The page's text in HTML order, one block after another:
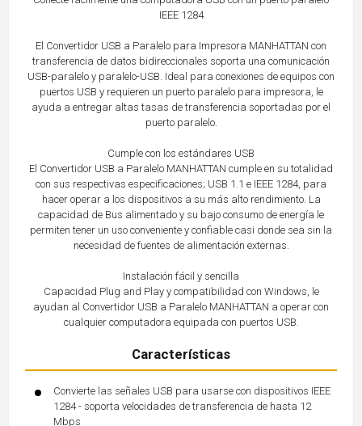
IEEE 1284
El Convertidor USB a Paralelo para Impresora MANHATTAN con
transferencia de datos bidireccionales soporta una comunicación
USB-paralelo y paralelo-USB. Ideal para conexiones de equipos con
puertos USB y requieren un puerto paralelo para impresora, le
ayuda a entregar altas tasas de transferencia soportadas por el
puerto paralelo.
Cumple con los estándares USB
El Convertidor USB a Paralelo MANHATTAN cumple en su totalidad
con sus respectivas especificaciones; USB 1.1 e IEEE 1284, para
hacer operar a los dispositivos a su más alto rendimiento. La
capacidad de Bus alimentado y su bajo consumo de energía le
permiten tener un uso conveniente y confiable casi donde sea sin la
necesidad de fuentes de alimentación externas.
Instalación fácil y sencilla
Capacidad Plug and Play y compatibilidad con Windows, le
ayudan al Convertidor USB a Paralelo MANHATTAN a operar con
cualquier computadora equipada con puertos USB.
Características
Convierte las señales USB para usarse con dispositivos IEEE
1284 - soporta velocidades de transferencia de hasta 12
Mbps